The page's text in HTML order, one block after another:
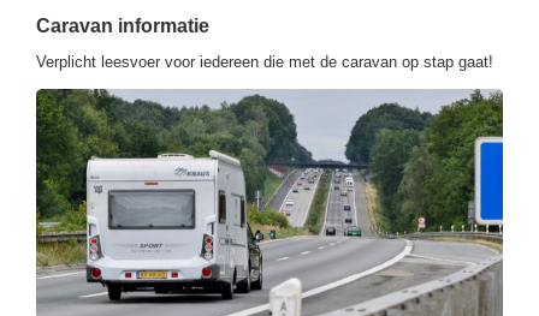
Caravan informatie
Verplicht leesvoer voor iedereen die met de caravan op stap gaat!